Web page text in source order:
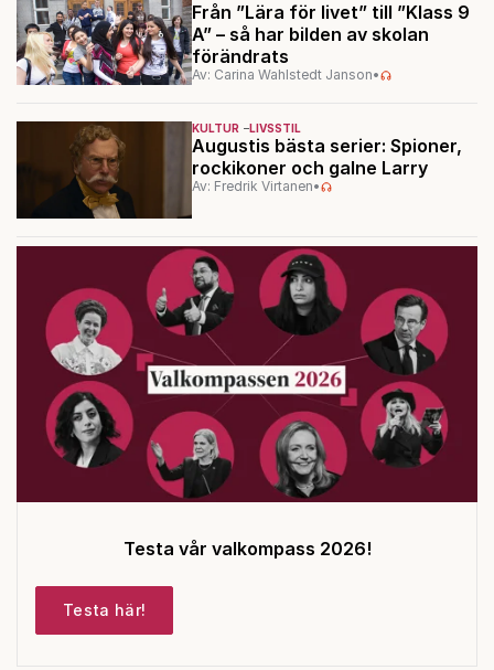
Från ”Lära för livet” till ”Klass 9
A” – så har bilden av skolan
förändrats
Av: Carina Wahlstedt Janson•
KULTUR LIVSSTIL
Augustis bästa serier: Spioner,
rockikoner och galne Larry
Av: Fredrik Virtanen•
Testa vår valkompass 2026!
Testa här!